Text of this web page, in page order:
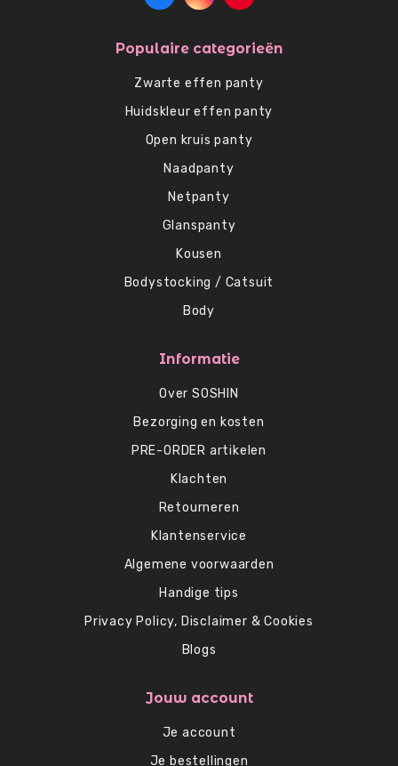
Populaire categorieën
Zwarte effen panty
Huidskleur effen panty
Open kruis panty
Naadpanty
Netpanty
Glanspanty
Kousen
Bodystocking / Catsuit
Body
Informatie
Over SOSHIN
Bezorging en kosten
PRE-ORDER artikelen
Klachten
Retourneren
Klantenservice
Algemene voorwaarden
Handige tips
Privacy Policy, Disclaimer & Cookies
Blogs
Jouw account
Je account
Je bestellingen